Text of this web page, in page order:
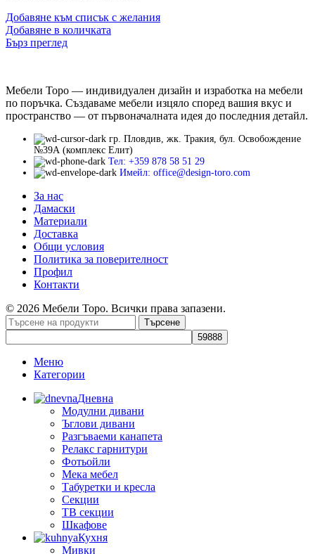
Добавяне към списък с желания
Добавяне в количката
Бърз преглед
Мебели Торо — индивидуален дизайн и изработка на мебели
по поръчка. Създаваме мебели изцяло според вашия вкус и
пространство — от първоначалната идея до последния детайл.
гр. Пловдив, жк. Тракия, бул. Освобождение
№39А (комплекс Елит)
Тел: +359 878 58 51 29
Имейл: office@design-toro.com
За нас
Дамаски
Материали
Доставка
Общи условия
Политика за поверителност
Профил
Контакти
© 2026 Мебели Торо. Всички права запазени.
Търсене
Меню
Категории
Дневна
Модулни дивани
Ъглови дивани
Разгъваеми канапета
Релакс гарнитури
Фотьойли
Мека мебел
Табуретки и кресла
Секции
ТВ секции
Шкафове
Кухня
Мивки